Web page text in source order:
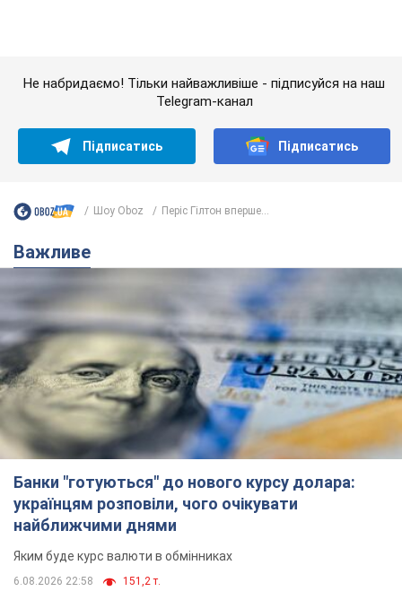
українцям розповіли, чого очікувати
найближчими днями
Яким буде курс валюти в обмінниках
6.08.2026 22:58 151,2 т.
Українцям обіцяють по 850 грн від
мобільних операторів: що не так з
цими повідомленнями
Як не потрапити в пастку шахраїв
6.08.2026 21:02 16,0 т.
Найдорожчий футболіст "Динамо"
забив "Карабаху" вже на 10-й хвилині
матчу. Відео